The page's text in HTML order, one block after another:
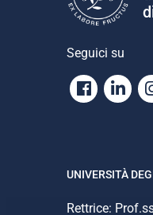
Seguici su
UNIVERSITÀ
Rettrice: